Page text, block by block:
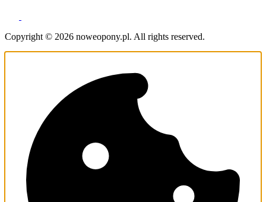
Copyright © 2026 noweopony.pl. All rights reserved.